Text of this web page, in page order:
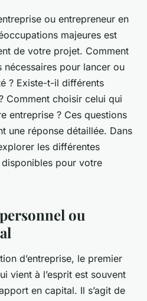
ou entrepreneur en
majeures est
de votre projet. Comment
nécessaires pour lancer ou
? Existe-t-il différents
Comment choisir celui qui
entreprise ? Ces questions
une réponse détaillée. Dans
les différentes
pour votre
ou
d’entreprise, le premier
vient à l’esprit est souvent
en capital. Il s’agit de